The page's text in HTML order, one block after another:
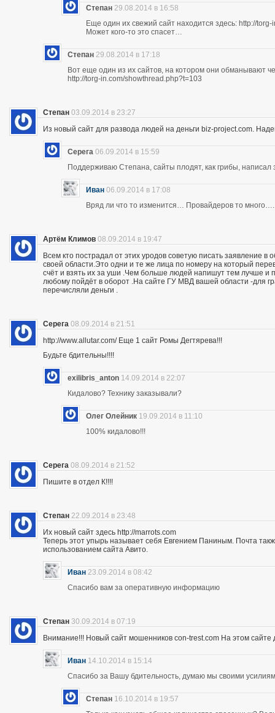
Степан 29.08.2014 в 16:58
Еще один их свежий сайт находится здесь: http://
Может кого-то это спасет…
Степан 29.08.2014 в 17:18
Вот еще один из их сайтов, на котором они обманывают
http://torg-in.com/showthread.php?t=103
Степан 03.09.2014 в 23:27
Из новый сайт для развода людей на деньги biz-project.com.
Серега 06.09.2014 в 15:59
Поддерживаю Степана, сайты плодят, как грибы,
Иван 06.09.2014 в 17:08
Вряд ли что то изменится… Провайдеров то много….
Артём Климов 08.09.2014 в 19:47
Всем кто пострадал от этих уродов советую писать заявление
своей области.Это одни и те же лица по номеру на который
счёт и взять их за уши .Чем больше людей напишут тем лучше и
любому пойдёт в оборот .На сайте ГУ МВД вашей области -для
перечисляли деньги .
Серега 08.09.2014 в 21:51
http://www.allutar.com/ Еще 1 сайт Ромы Дегтярева!!!
Будьте бдительны!!!!
exilibris_anton 14.09.2014 в 22:07
Кидалово? Технику заказывали?
Олег Олейник 19.09.2014 в 11:10
100% кидалово!!!
Серега 08.09.2014 в 21:52
Пишите в отдел К!!!!
Степан 22.09.2014 в 23:48
Их новый сайт здесь http://marrots.com
Теперь этот упырь называет себя Евгением Паниным. Почта
использованием сайта Авито.
Иван 23.09.2014 в 08:42
Спасибо вам за оперативную информацию
Степан 30.09.2014 в 07:19
Внимание!!! Новый сайт мошенников con-trest.com На этом сайте
Иван 14.10.2014 в 15:14
Спасибо за Вашу бдительность, думаю мы своими
Степан 16.10.2014 в 19:57